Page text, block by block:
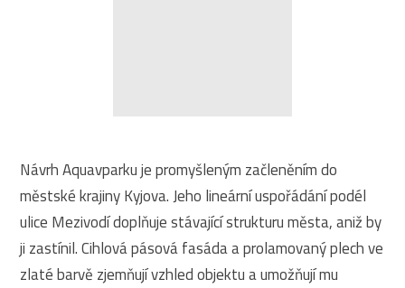
Návrh Aquavparku je promyšleným začleněním do
městské krajiny Kyjova. Jeho lineární uspořádání podél
ulice Mezivodí doplňuje stávající strukturu města, aniž by
ji zastínil. Cihlová pásová fasáda a prolamovaný plech ve
zlaté barvě zjemňují vzhled objektu a umožňují mu